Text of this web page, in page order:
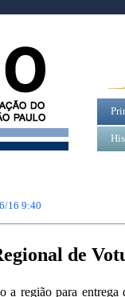
16 9:40
de
região para entrega